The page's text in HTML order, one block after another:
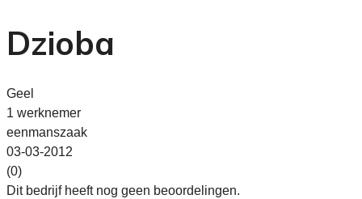
Dzioba
Geel
1 werknemer
eenmanszaak
03-03-2012
(0)
Dit bedrijf heeft nog geen beoordelingen.